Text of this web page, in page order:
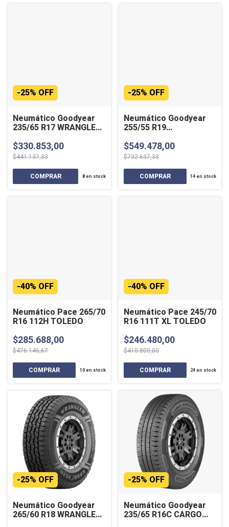
Neumático Goodyear
235/65 R17 WRANGLER
-25% OFF
$330.853,00
$441.137,33
8en stock
Neumático Goodyear
255/55 R19
111V
-25% OFF
$549.478,00
$732.637,33
14 en stock
Neumático Pace 265/70
R16 112H TOLEDO
-40% OFF
$285.688,00
$476.146,67
10en stock
Neumático Pace 245/70
R16 111T XL TOLEDO
-40% OFF
$246.480,00
$410.800,00
24 en stock
Neumático Goodyear
265/60 R18 WRANGLER
-25% OFF
Neumático Goodyear
235/65 R16C CARGO
-25% OFF